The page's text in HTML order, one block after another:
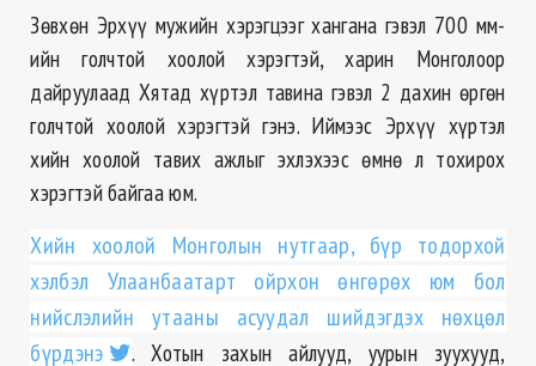
Зөвхөн Эрхүү мужийн хэрэгцээг хангана гэвэл 700 мм-
ийн голчтой хоолой хэрэгтэй, харин Монголоор
дайруулаад Хятад хүртэл тавина гэвэл 2 дахин өргөн
голчтой хоолой хэрэгтэй гэнэ. Иймээс Эрхүү хүртэл
хийн хоолой тавих ажлыг эхлэхээс өмнө л тохирох
хэрэгтэй байгаа юм.
Хийн хоолой Монголын нутгаар, бүр тодорхой
хэлбэл Улаанбаатарт ойрхон өнгөрөх юм бол
нийслэлийн утааны асуудал шийдэгдэх нөхцөл
бүрдэнэ
. Хотын захын айлууд, уурын зуухууд,